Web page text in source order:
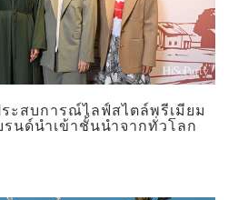
ระสบการณ์ไลฟ์สไตล์พรีเมียม
นด์นำเข้าชั้นนำจากทั่วโลก